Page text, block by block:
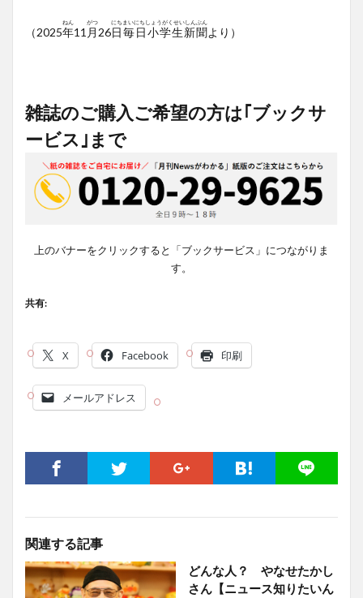
（2025年
ねん
11 月
がつ
26日
にち
毎日小学生新聞
まいにちしょうがくせいしんぶん
より）
雑誌のご購入ご希望の方は｢ブックサ
ービス｣まで
上のバナーをクリックすると「ブックサービス」につながりま
す。
共有:
X Facebook 印刷
メールアドレス
関連する記事
どんな人？ やなせたかし
さん【ニュース知りたいん